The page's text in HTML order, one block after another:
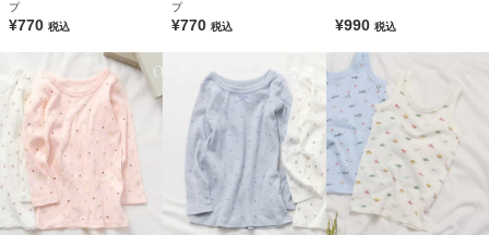
プ
¥770 税込
プ
¥770税込 ¥990 税込